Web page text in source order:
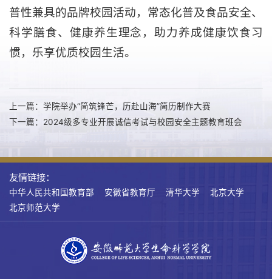
普性兼具的品牌校园活动，常态化普及食品安全、
科学膳食、健康养生理念，助力养成健康饮食习
惯，乐享优质校园生活。
上一篇：学院举办“简筑锋芒，历赴山海”简历制作大赛
下一篇：2024级多专业开展诚信考试与校园安全主题教育班会
友情链接：
中华人民共和国教育部 安徽省教育厅 清华大学
北京大学
北京师范大学